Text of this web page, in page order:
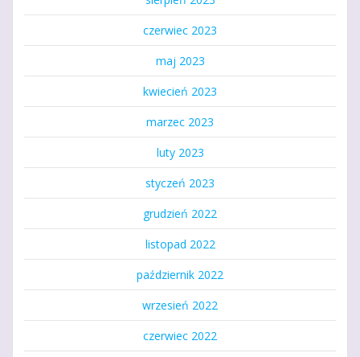
czerwiec 2023
maj 2023
kwiecień 2023
marzec 2023
luty 2023
styczeń 2023
grudzień 2022
listopad 2022
październik 2022
wrzesień 2022
czerwiec 2022